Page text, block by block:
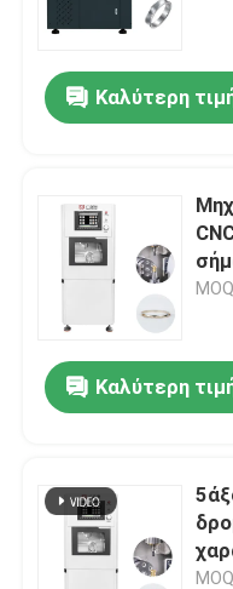
Εργαστήριο
Βιομηχανική μηχανή
Καλύτερη
CNC Μηχανή χάραξης
Καλύτερη